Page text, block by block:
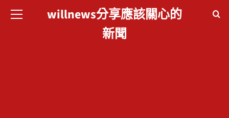
willnews分享應
willnews分享應該關心的
新聞